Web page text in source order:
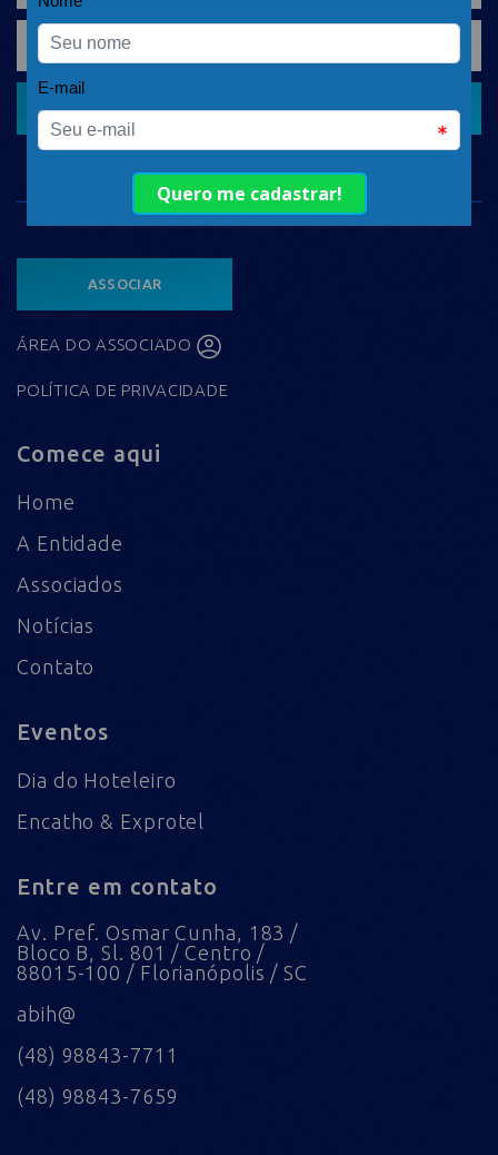
CADASTRAR
ASSOCIAR
ÁREA DO ASSOCIADO
POLÍTICA DE PRIVACIDADE
Comece aqui
Home
A Entidade
Associados
Notícias
Contato
Eventos
Dia do Hoteleiro
Encatho & Exprotel
Entre em contato
Av. Pref. Osmar Cunha, 183 /
Bloco B, Sl. 801 / Centro /
88015-100 / Florianópolis / SC
abih@
(48) 98843-7711
(48) 98843-7659